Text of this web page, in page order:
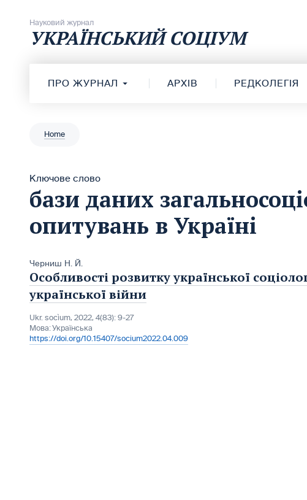
Науковий журнал
УКРАЇНСЬКИЙ СОЦІУМ
ПРО ЖУРНАЛ АРХІВ РЕДКОЛЕГІЯ
Home
Ключове слово
бази даних
опитувань в Україні
Черниш Н. Й.
Особливості розвитку української
української війни
Ukr. socìum, 2022, 4(83): 9-27
Мова:Українська
https://doi.org/10.15407/socium2022.04.009